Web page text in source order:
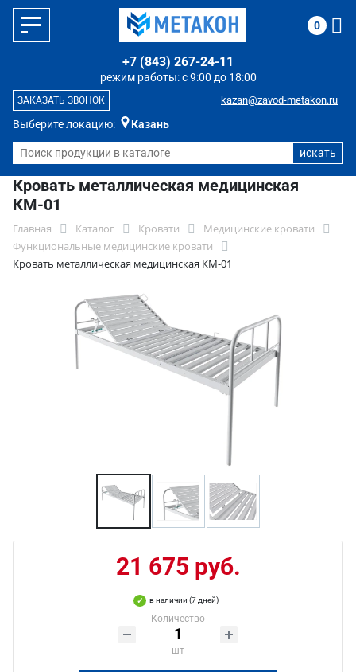
Выберите локацию: Казань
режим работы: с 9:00 до 18:00
+7 (843) 267-24-11
kazan@zavod-metakon.ru
ЗАКАЗАТЬ ЗВОНОК
0
Кровать металлическая медицинская
КМ-01
Главная Каталог Кровати
Медицинские кровати
Функциональные медицинские кровати
Кровать металлическая медицинская КМ-01
21 675 руб.
в наличии (7 дней)
Количество
шт